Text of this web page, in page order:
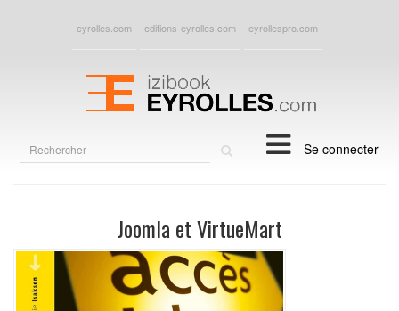
eyrolles.com editions-eyrolles.com eyrollespro.com
Se connecter
Joomla et VirtueMart